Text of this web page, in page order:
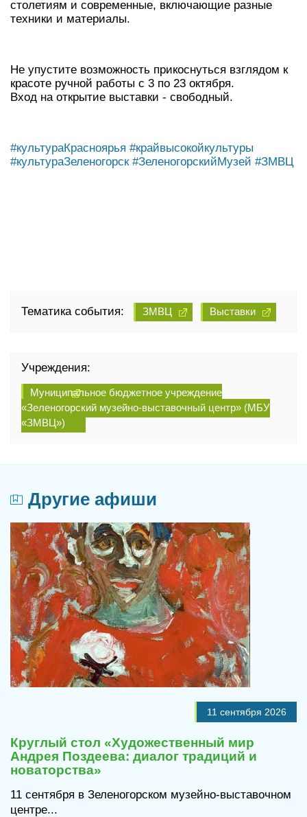
столетиям и современные, включающие разные
техники и материалы.
Не упустите возможность прикоснуться взглядом к
красоте ручной работы с 3 по 23 октября.
Вход на открытие выставки - свободный.
#культураКрасноярья #крайвысокойкультуры
#культураЗеленогорск #ЗеленогорскийМузей #ЗМВЦ
Тематика события: ЗМВЦ Выставки
Учреждения:
Муниципальное бюджетное учреждение
«Зеленогорский музейно-выставочный центр» (МБУ
«ЗМВЦ»)
Другие афиши
11 сентября 2026
Круглый стол «Художественный мир
Андрея Поздеева: диалог традиций и
новаторства»
11 сентября в Зеленогорском музейно-выставочном
центре...